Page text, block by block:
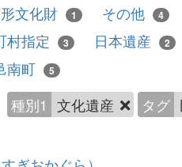
文化財 1 その他 4
村指定 3 日本遺産 2
南町 5
種別1 文化遺産 タグ